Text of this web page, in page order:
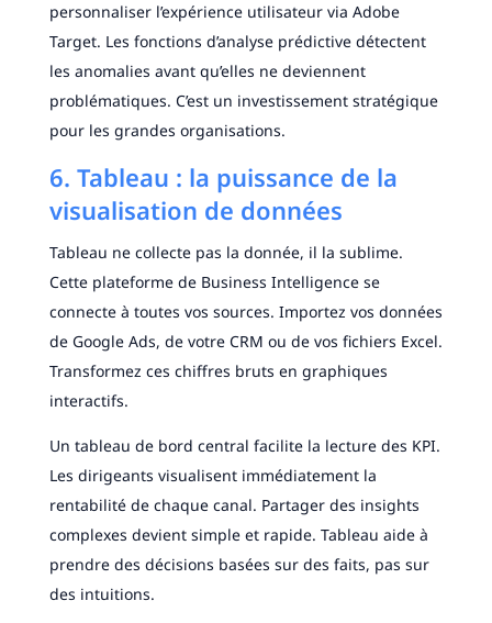
personnaliser l’expérience utilisateur via Adobe
Target. Les fonctions d’analyse prédictive détectent
les anomalies avant qu’elles ne deviennent
problématiques. C’est un investissement stratégique
pour les grandes organisations.
6. Tableau : la puissance de la
visualisation de données
Tableau ne collecte pas la donnée, il la sublime.
Cette plateforme de Business Intelligence se
connecte à toutes vos sources. Importez vos données
de Google Ads, de votre CRM ou de vos fichiers Excel.
Transformez ces chiffres bruts en graphiques
interactifs.
Un tableau de bord central facilite la lecture des KPI.
Les dirigeants visualisent immédiatement la
rentabilité de chaque canal. Partager des insights
complexes devient simple et rapide. Tableau aide à
prendre des décisions basées sur des faits, pas sur
des intuitions.